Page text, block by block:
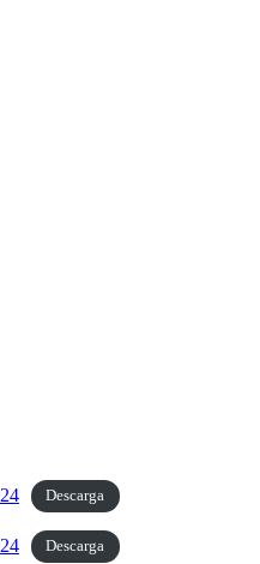
Descarga
Descarga